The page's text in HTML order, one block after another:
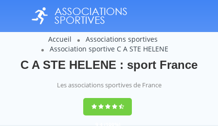
Accueil
Associations sportives
Association sportive C A STE HELENE
C A STE HELENE : sport France
Les associations sportives de France
9,4(100%)